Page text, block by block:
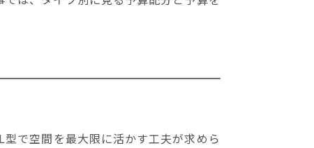
で空間を最大限に活かす工夫が求めら